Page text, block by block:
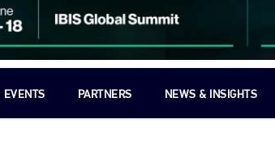
EVENTS PARTNERS NEWS & INSIGHTS